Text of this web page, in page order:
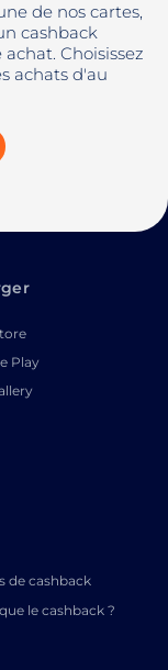
de nos cartes,
cashback
Choisissez
achats d'au
Play
de cashback
le cashback ?